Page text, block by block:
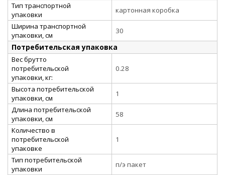
Тип транспортной
упаковки
картонная коробка
Ширина транспортной
упаковки, см
30
Потребительская упаковка
Вес брутто
потребительской
упаковки, кг:
0.28
Высота потребительской
упаковки, см
1
Длина потребительской
упаковки, см
58
Количество в
потребительской
упаковке
1
Тип потребительской
упаковки
п/э пакет